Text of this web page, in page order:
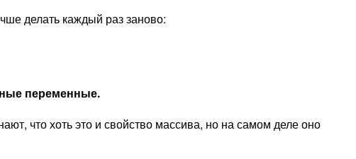
делать каждый раз заново:
переменные.
что хоть это и свойство массива, но на самом деле оно